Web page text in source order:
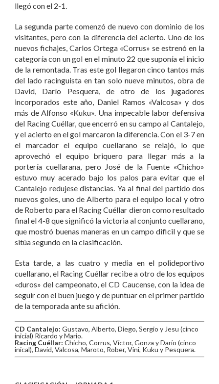
llegó con el 2-1.
La segunda parte comenzó de nuevo con dominio de los
visitantes, pero con la diferencia del acierto. Uno de los
nuevos fichajes, Carlos Ortega «Corrus» se estrenó en la
categoría con un gol en el minuto 22 que suponía el inicio
de la remontada. Tras este gol llegaron cinco tantos más
del lado racinguista en tan solo nueve minutos, obra de
David, Darío Pesquera, de otro de los jugadores
incorporados este año, Daniel Ramos «Valcosa» y dos
más de Alfonso «Kuku». Una impecable labor defensiva
del Racing Cuéllar, que encerró en su campo al Cantalejo,
y el acierto en el gol marcaron la diferencia. Con el 3-7 en
el marcador el equipo cuellarano se relajó, lo que
aprovechó el equipo briquero para llegar más a la
portería cuellarana, pero José de la Fuente «Chicho»
estuvo muy acerado bajo los palos para evitar que el
Cantalejo redujese distancias. Ya al final del partido dos
nuevos goles, uno de Alberto para el equipo local y otro
de Roberto para el Racing Cuéllar dieron como resultado
final el 4-8 que significó la victoria al conjunto cuellarano,
que mostró buenas maneras en un campo dificil y que se
sitúa segundo en la clasificación.
Esta tarde, a las cuatro y media en el polideportivo
cuellarano, el Racing Cuéllar recibe a otro de los equipos
«duros» del campeonato, el CD Caucense, con la idea de
seguir con el buen juego y de puntuar en el primer partido
de la temporada ante su afición.
CD Cantalejo: Gustavo, Alberto, Diego, Sergio y Jesu (cinco
inicial) Ricardo y Mario.
Racing Cuéllar: Chicho, Corrus, Víctor, Gonza y Darío (cinco
inical), David, Valcosa, Maroto, Rober, Vini, Kuku y Pesquera.